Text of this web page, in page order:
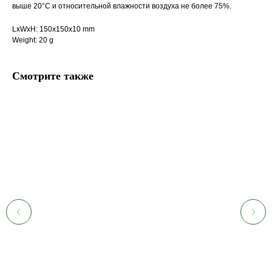
выше 20°С и относительной влажности воздуха не более 75%.
LxWxH: 150x150x10 mm
Weight: 20 g
Смотрите также